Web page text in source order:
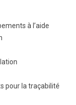
à l’aide
la traçabilité